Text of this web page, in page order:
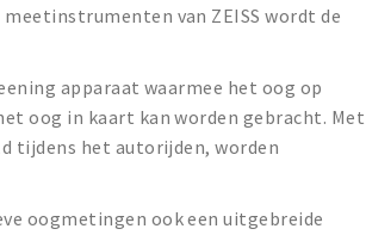
van ZEISS wordt de
apparaat waarmee het oog op
oog in kaart kan worden gebracht. Met
tijdens het autorijden, worden
oogmetingen ook een uitgebreide